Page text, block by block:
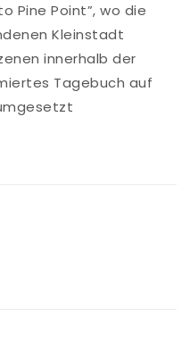
Pine Point”, wo die
Kleinstadt
innerhalb der
Tagebuch auf
Article